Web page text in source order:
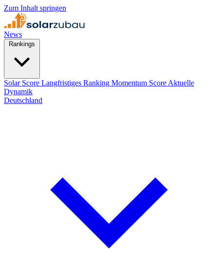
Zum Inhalt springen
News
Solar Score Langfristiges Ranking Momentum Score Aktuelle
Dynamik
Deutschland